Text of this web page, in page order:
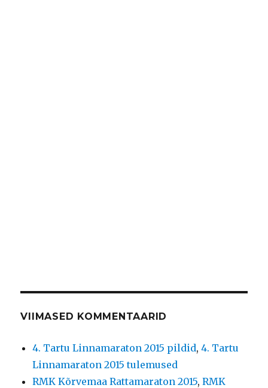
VIIMASED KOMMENTAARID
4. Tartu Linnamaraton 2015 pildid,4. Tartu
Linnamaraton 2015 tulemused
RMK Kõrvemaa Rattamaraton 2015,RMK